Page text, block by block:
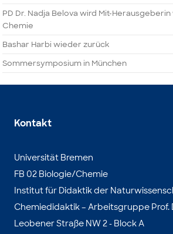
PD Dr. Nadja Belova wird Mit-
Chemie
Bashar Harbi wieder zurück
Sommersymposium in München
Kontakt
Universität Bremen
FB 02 Biologie/Chemie
Institut für Didaktik der
Chemiedidaktik – Arbeitsgruppe Prof.
Leobener Straße NW 2 - Block A